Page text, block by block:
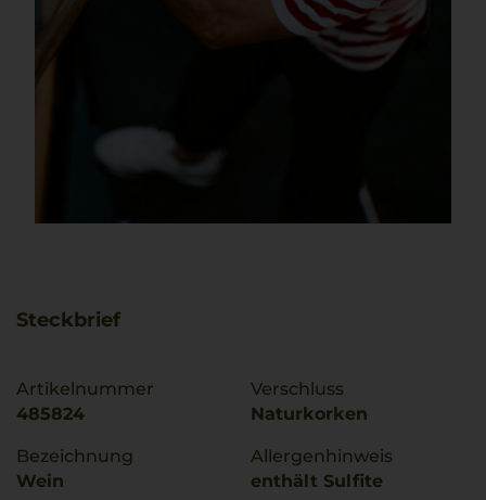
Steckbrief
Artikelnummer
485824
Bezeichnung
Wein
Verschluss
Naturkorken
Allergenhinweis
enthält Sulfite